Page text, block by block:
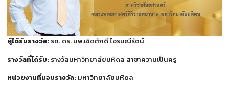
ผู้ได้รับรางวัล: รศ. ดร. นพ.เชิดศักดิ์ ไอรมณีรัตน์
รางวัลที่ได้รับ: รางวัลมหาวิทยาลัยมหิดล สาขาความเป็นครู
หน่วยงานที่มอบรางวัล: มหาวิทยาลัยมหิดล